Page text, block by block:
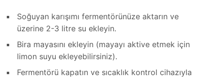
Soğuyan karışımı fermentörünüze aktarın ve
üzerine 2-3 litre su ekleyin.
Bira mayasını ekleyin (mayayı aktive etmek için
limon suyu ekleyebilirsiniz).
Fermentörü kapatın ve sıcaklık kontrol cihazıyla